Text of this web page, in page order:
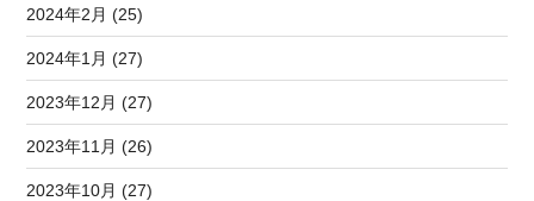
2024年2月 (25)
2024年1月 (27)
2023年12月 (27)
2023年11月 (26)
2023年10月 (27)